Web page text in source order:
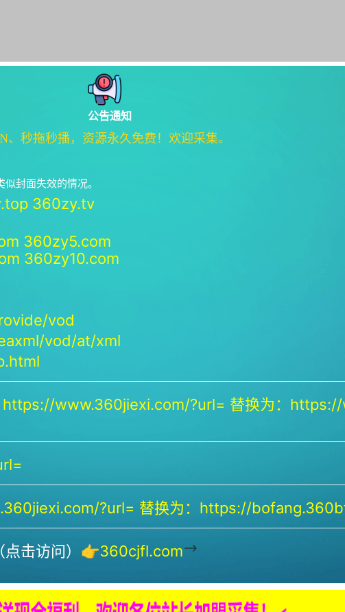
公告通知
秒拖秒播，资源永久免费！欢迎采集。
封面失效的情况。
360zy.tv
360zy5.com
360zy10.com
vod
vod/at/xml
https://www.360jiexi.com/?url= 替换为：
?url= 替换为：https://
点击访问）👉360cjfl.com-->